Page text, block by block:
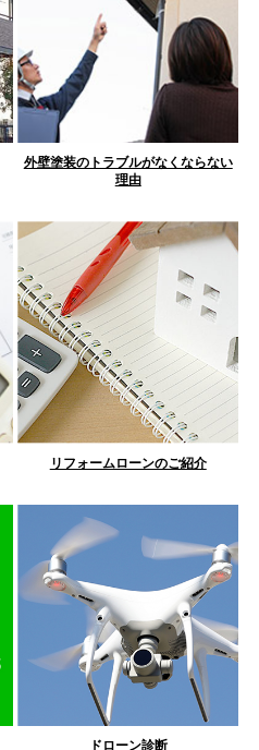
外壁塗装のトラブルがなくならない
理由
リフォームローンのご紹介
ドローン診断